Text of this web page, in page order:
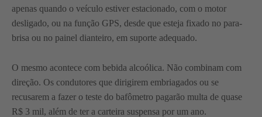
apenas quando o veículo estiver estacionado, com o motor
desligado, ou na função GPS, desde que esteja fixado no para-
brisa ou no painel dianteiro, em suporte adequado.
O mesmo acontece com bebida alcoólica. Não combinam com
direção. Os condutores que dirigirem embriagados ou se
recusarem a fazer o teste do bafômetro pagarão multa de quase
R$ 3 mil, além de ter a carteira suspensa por um ano.